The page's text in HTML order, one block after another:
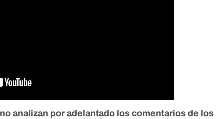
no analizan por adelantado los comentarios de los